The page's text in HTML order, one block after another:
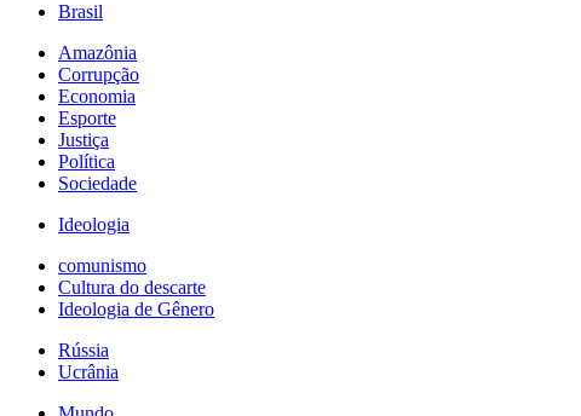
Brasil
Amazônia
Corrupção
Economia
Esporte
Justiça
Política
Sociedade
Ideologia
comunismo
Cultura do descarte
Ideologia de Gênero
Rússia
Ucrânia